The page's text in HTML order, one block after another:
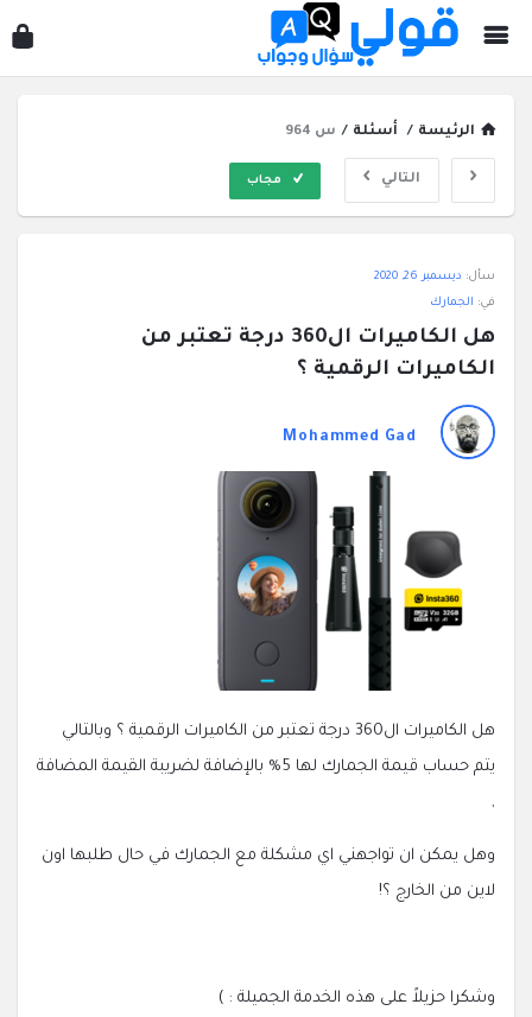
الرئيسة / أسئلة / س 964
التالي مجاب
سؤال
وجواب
الاحدث
سأل: ديسمبر 26, 2020
في: الجمارك
الكاميرات الرقمية ؟
Mohammed Gad
هل الكاميرات ال360 درجة تعتبر من الكاميرات الرقمية ؟ وبالتالي
يتم حساب قيمة الجمارك لها 5% بالإضافة لضريبة القيمة المضافة
,
وهل يمكن ان تواجهني اي مشكلة مع الجمارك في حال طلبها اون
لاين من الخارج ؟!
وشكرا حزيلاً على هذه الخدمة الجميلة : )